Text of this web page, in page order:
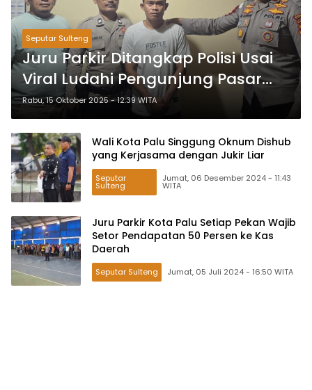
Seputar Sulteng
Juru Parkir Ditangkap Polisi Usai
Viral Ludahi Pengunjung Pasar
Bambaru
Rabu, 15 Oktober 2025 - 12:39 WITA
Wali Kota Palu Singgung Oknum Dishub
yang Kerjasama dengan Jukir Liar
Seputar
Sulteng
Jumat, 06 Desember 2024 - 11:43
WITA
Juru Parkir Kota Palu Setiap Pekan Wajib
Setor Pendapatan 50 Persen ke Kas
Daerah
Seputar Sulteng Jumat, 05 Juli 2024 - 16:50 WITA